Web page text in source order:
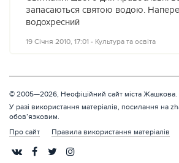
запасаються святою водою.
водохресний
19 Січня 2010, 17:01 ‐ Культура та освіта
© 2005—2026, Неофіційний сайт міста Жашкова.
У разі використання матеріалів, посилання на
обов’язковим.
Про сайт
Правила використання матеріалів